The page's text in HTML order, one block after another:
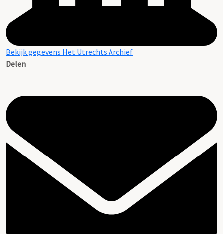
Bekijk gegevens Het Utrechts Archief
Delen